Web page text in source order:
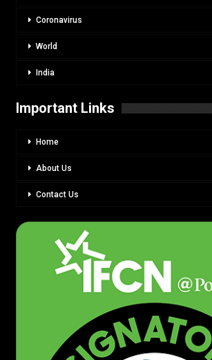
Coronavirus
World
India
Important Links
Home
About Us
Contact Us